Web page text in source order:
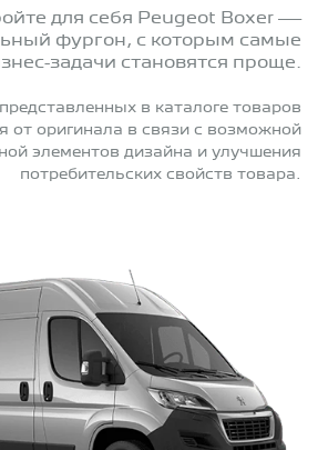
для себя Peugeot Boxer —
фургон, с которым самые
задачи становятся проще.
в каталоге товаров
от оригинала в связи с возможной
элементов дизайна и улучшения
потребительских свойств товара.